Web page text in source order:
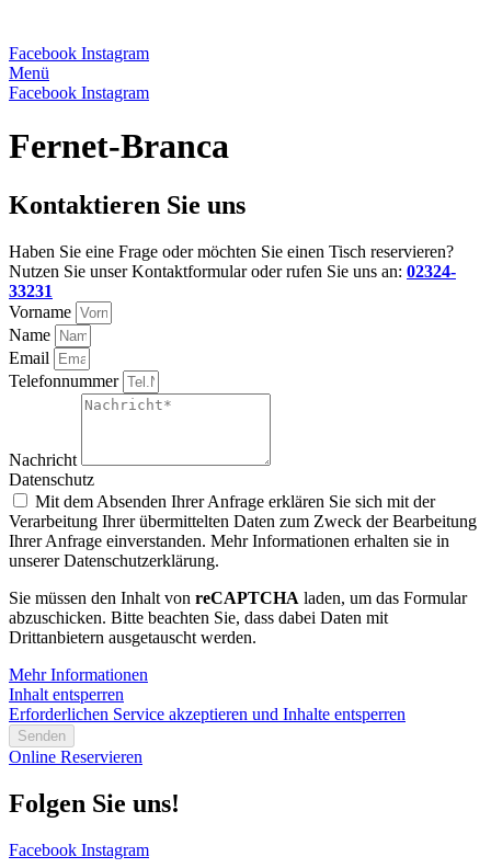
Facebook Instagram
Menü
Facebook Instagram
Fernet-Branca
Kontaktieren Sie uns
Haben Sie eine Frage oder möchten Sie einen Tisch reservieren?
Nutzen Sie unser Kontaktformular oder rufen Sie uns an: 02324-
33231
Vorname
Name
Email
Telefonnummer
Nachricht
Datenschutz
Mit dem Absenden Ihrer Anfrage erklären Sie sich mit der
Verarbeitung Ihrer übermittelten Daten zum Zweck der Bearbeitung
Ihrer Anfrage einverstanden. Mehr Informationen erhalten sie in
unserer Datenschutzerklärung.
Sie müssen den Inhalt von reCAPTCHA laden, um das Formular
abzuschicken. Bitte beachten Sie, dass dabei Daten mit
Drittanbietern ausgetauscht werden.
Mehr Informationen
Inhalt entsperren
Erforderlichen Service akzeptieren und Inhalte entsperren
Senden
Online Reservieren
Folgen Sie uns!
Facebook Instagram